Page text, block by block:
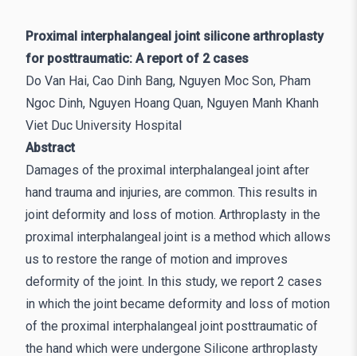
Proximal interphalangeal joint silicone arthroplasty
for posttraumatic: A report of 2 cases
Do Van Hai, Cao Dinh Bang, Nguyen Moc Son, Pham
Ngoc Dinh, Nguyen Hoang Quan, Nguyen Manh Khanh
Viet Duc University Hospital
Abstract
Damages of the proximal interphalangeal joint after
hand trauma and injuries, are common. This results in
joint deformity and loss of motion. Arthroplasty in the
proximal interphalangeal joint is a method which allows
us to restore the range of motion and improves
deformity of the joint. In this study, we report 2 cases
in which the joint became deformity and loss of motion
of the proximal interphalangeal joint posttraumatic of
the hand which were undergone Silicone arthroplasty